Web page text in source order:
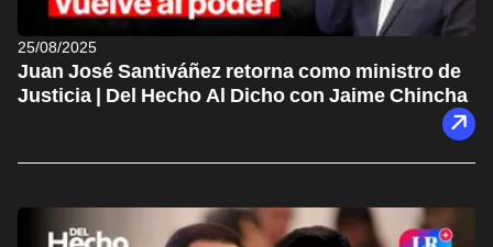
25/08/2025
Juan José Santiváñez retorna como ministro de
Justicia | Del Hecho Al Dicho con Jaime Chincha